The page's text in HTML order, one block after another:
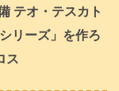
テオ・テスカト
リーズ」を作ろ
ス